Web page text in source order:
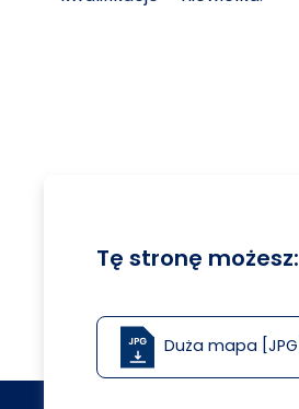
Tę stronę możesz:
Duża mapa [JPG]